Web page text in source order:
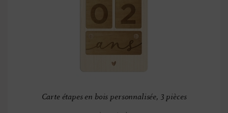
Carte étapes en bois personnalisée, 3 pièces